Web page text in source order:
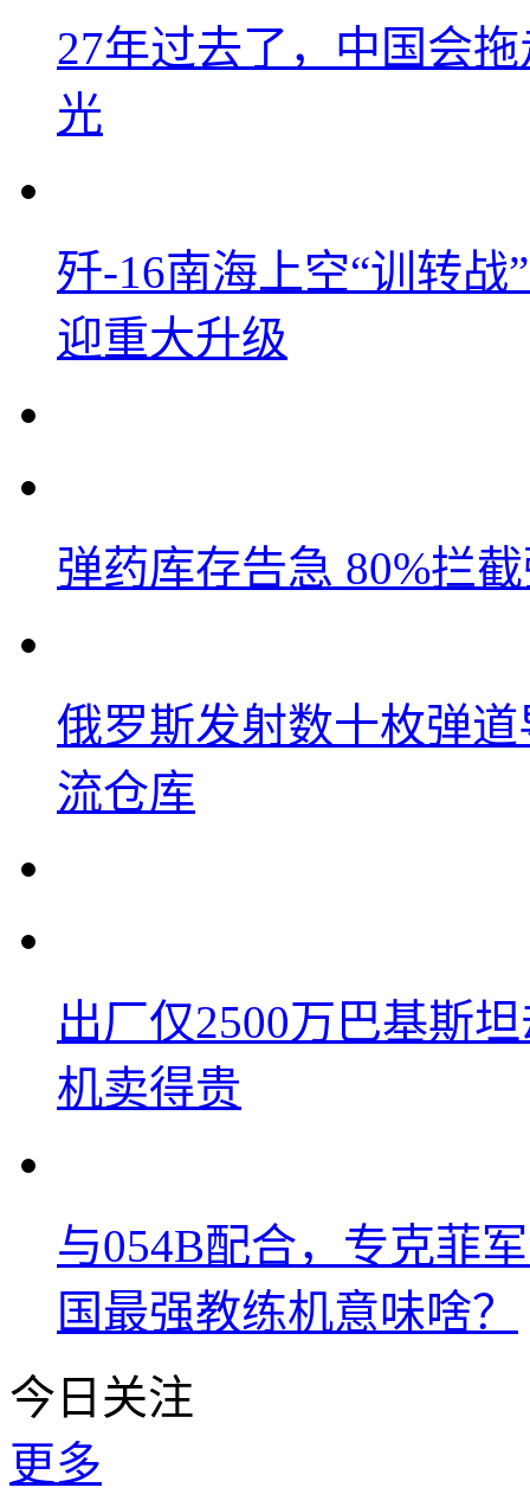
27年过去了，中国会
光
歼-16南海上空“训转
迎重大升级
弹药库存告急 80%拦
俄罗斯发射数十枚弹
流仓库
出厂仅2500万巴基斯
机卖得贵
与054B配合，专克菲
国最强教练机意味啥？
今日关注
更多